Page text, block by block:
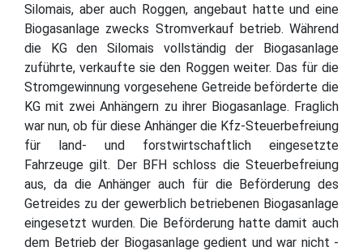
Silomais, aber auch Roggen, angebaut hatte und eine
Biogasanlage zwecks Stromverkauf betrieb. Während
die KG den Silomais vollständig der Biogasanlage
zuführte, verkaufte sie den Roggen weiter. Das für die
Stromgewinnung vorgesehene Getreide beförderte die
KG mit zwei Anhängern zu ihrer Biogasanlage. Fraglich
war nun, ob für diese Anhänger die Kfz-Steuerbefreiung
für land- und forstwirtschaftlich eingesetzte
Fahrzeuge gilt. Der BFH schloss die Steuerbefreiung
aus, da die Anhänger auch für die Beförderung des
Getreides zu der gewerblich betriebenen Biogasanlage
eingesetzt wurden. Die Beförderung hatte damit auch
dem Betrieb der Biogasanlage gedient und war nicht -